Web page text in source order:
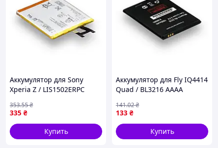
Аккумулятор для Sony
Xperia Z / LIS1502ERPC
335 ₴
353.55₴
Купить
Аккумулятор для Fly IQ4414
Quad / BL3216 AAAA
133 ₴
141.02₴
Купить